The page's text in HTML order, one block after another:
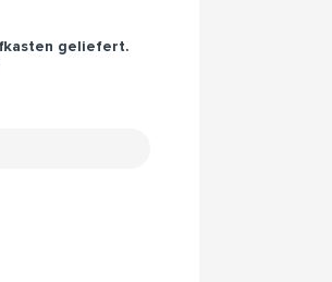
geliefert.